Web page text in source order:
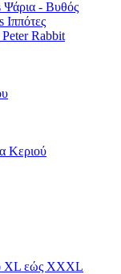
- Βυθός
Rabbit
Κεριού
XL εώς XXXL